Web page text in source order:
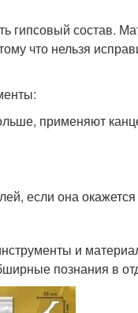
гипсовый состав.
что нельзя
применяют
если она окажется
и
познания в